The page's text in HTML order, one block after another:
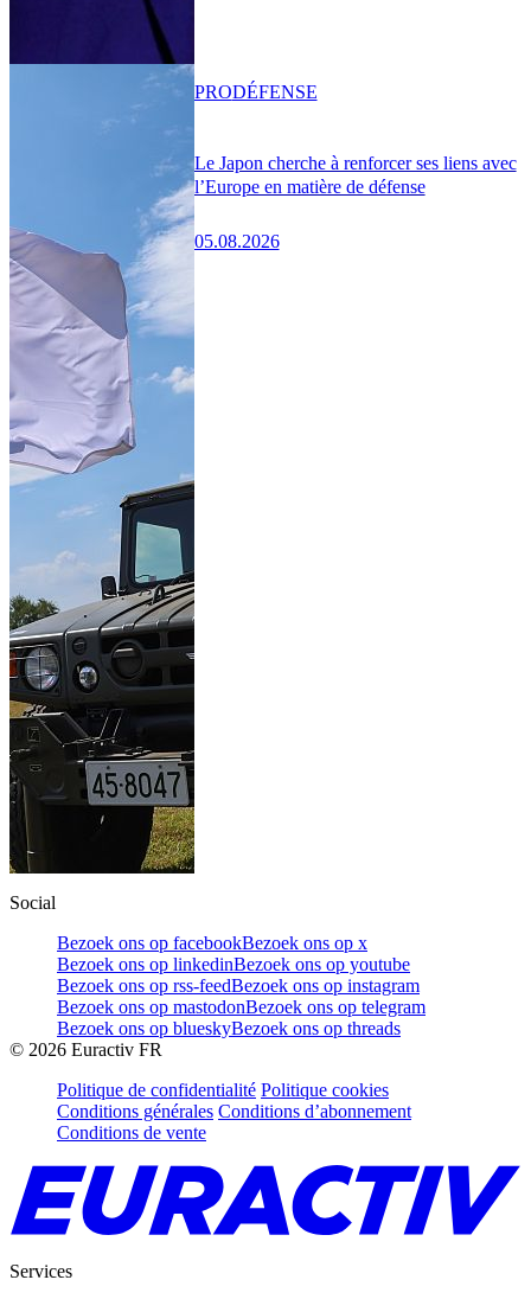
Le Japon cherche à renforcer ses liens avec
l’Europe en matière de défense
05.08.2026
PRODÉFENSE
Social
Bezoek ons op facebookBezoek ons op x
Bezoek ons op linkedinBezoek ons op youtube
Bezoek ons op rss-feedBezoek ons op instagram
Bezoek ons op mastodonBezoek ons op telegram
Bezoek ons op blueskyBezoek ons op threads
© 2026 Euractiv FR
Politique de confidentialité Politique cookies
Conditions générales Conditions d’abonnement
Conditions de vente
Services